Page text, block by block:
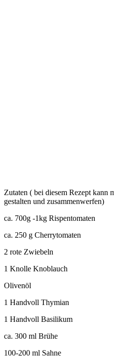
Zutaten ( bei diesem Rezept kann
gestalten und zusammenwerfen)
ca. 700g -1kg Rispentomaten
ca. 250 g Cherrytomaten
2 rote Zwiebeln
1 Knolle Knoblauch
Olivenöl
1 Handvoll Thymian
1 Handvoll Basilikum
ca. 300 ml Brühe
100-200 ml Sahne